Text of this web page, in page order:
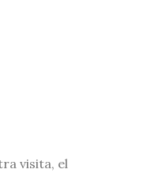
visita, el